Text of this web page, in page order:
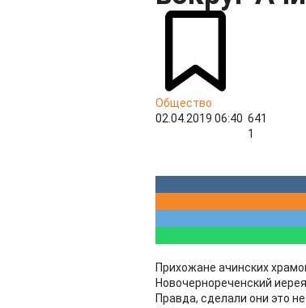
Общество
02.04.2019 06:40 641
1
Прихожане ачинских
Новочернореченский
Правда, сделали они это